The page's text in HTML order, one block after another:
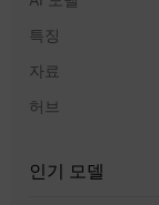
특징
자료
허브
인기 모델